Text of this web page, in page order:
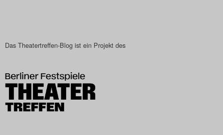
Nutzungsbedingungen
Search
Das Theatertreffen-Blog ist ein Projekt des